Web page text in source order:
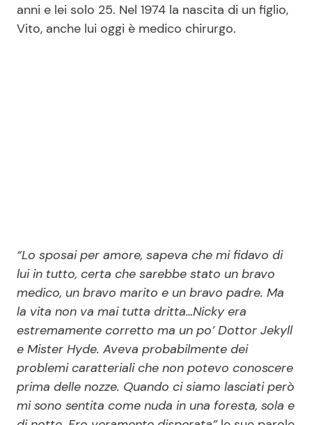
anni e lei solo 25. Nel 1974 la nascita di un figlio,
Vito, anche lui oggi è medico chirurgo.
“Lo sposai per amore, sapeva che mi fidavo di
lui in tutto, certa che sarebbe stato un bravo
medico, un bravo marito e un bravo padre. Ma
la vita non va mai tutta dritta…Nicky era
estremamente corretto ma un po’ Dottor Jekyll
e Mister Hyde. Aveva probabilmente dei
problemi caratteriali che non potevo conoscere
prima delle nozze. Quando ci siamo lasciati però
mi sono sentita come nuda in una foresta, sola e